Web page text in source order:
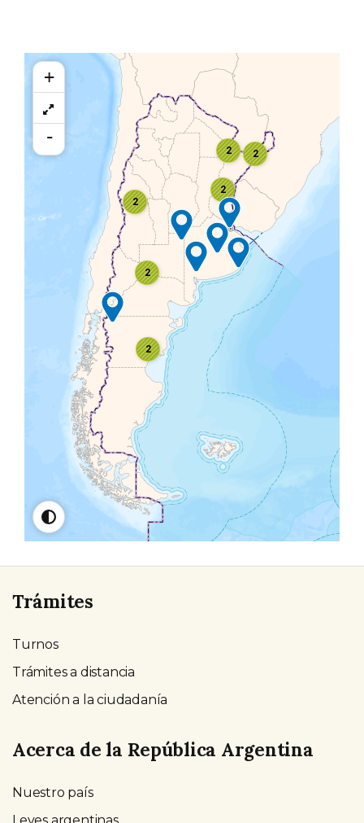
2
2
2 2
2
2
+
-
Trámites
Turnos
Trámites a distancia
Atención a la ciudadanía
Acerca de la República Argentina
Nuestro país
Leyes argentinas